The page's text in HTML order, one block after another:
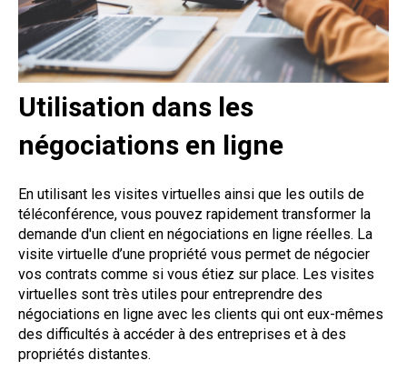
Utilisation dans les
négociations en ligne
En utilisant les visites virtuelles ainsi que les outils de
téléconférence, vous pouvez rapidement transformer la
demande d'un client en négociations en ligne réelles. La
visite virtuelle d’une propriété vous permet de négocier
vos contrats comme si vous étiez sur place. Les visites
virtuelles sont très utiles pour entreprendre des
négociations en ligne avec les clients qui ont eux-mêmes
des difficultés à accéder à des entreprises et à des
propriétés distantes.